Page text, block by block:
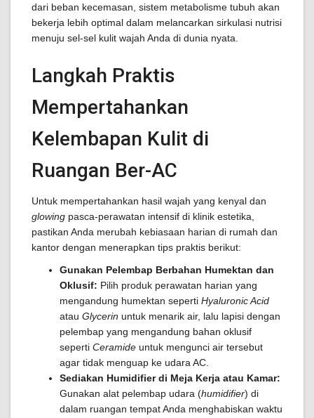
dari beban kecemasan, sistem metabolisme tubuh akan
bekerja lebih optimal dalam melancarkan sirkulasi nutrisi
menuju sel-sel kulit wajah Anda di dunia nyata.
Langkah Praktis
Mempertahankan
Kelembapan Kulit di
Ruangan Ber-AC
Untuk mempertahankan hasil wajah yang kenyal dan
glowing pasca-perawatan intensif di klinik estetika,
pastikan Anda merubah kebiasaan harian di rumah dan
kantor dengan menerapkan tips praktis berikut:
Gunakan Pelembap Berbahan Humektan dan
Oklusif: Pilih produk perawatan harian yang
mengandung humektan seperti Hyaluronic Acid
atau Glycerin untuk menarik air, lalu lapisi dengan
pelembap yang mengandung bahan oklusif
seperti Ceramide untuk mengunci air tersebut
agar tidak menguap ke udara AC.
Sediakan Humidifier di Meja Kerja atau Kamar:
Gunakan alat pelembap udara (humidifier) di
dalam ruangan tempat Anda menghabiskan waktu